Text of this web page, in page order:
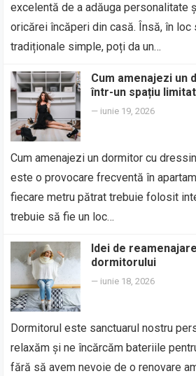
excelentă de a adăuga personalitate
oricărei încăperi din casă. Însă, în
tradiționale simple, poți da un…
Cum amenajezi un
într-un spațiu limitat
— iunie 19, 2026
Cum amenajezi un dormitor cu
este o provocare frecventă în
fiecare metru pătrat trebuie folosit
trebuie să fie un loc…
Idei de
dormitorului
— iunie 18, 2026
Dormitorul este sanctuarul nostru
relaxăm și ne încărcăm bateriile
fără să avem nevoie de o renovare